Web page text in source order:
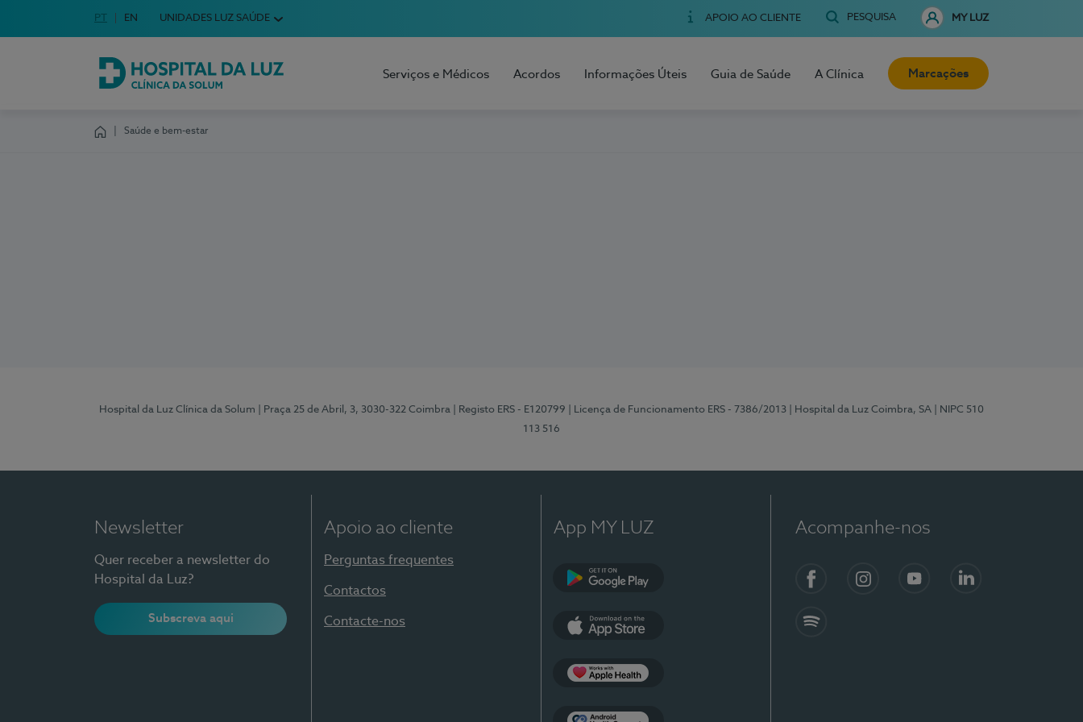
Escolha o seu idioma
Idioma em Português
PT English Language
EN UNIDADES LUZ SAÚDE APOIO AO CLIENTE PESQUISA MY LUZ
Hospital da Luz Clínica da Solum
Serviços e Médicos Acordos Informações Úteis Guia de Saúde A Clínica Marcações
Saúde e bem-estar
Hospital da Luz Clínica da Solum | Praça 25 de Abril, 3, 3030-322 Coimbra | Registo ERS - E120799 | Licença de Funcionamento ERS - 7386/2013 | Hospital da Luz Coimbra, SA
| NIPC 510
113 516
Newsletter
Quer receber a newsletter do
Hospital da Luz?
Subscreva aqui
Apoio ao cliente
Perguntas frequentes
Contactos
Contacte-nos
App MY LUZ Acompanhe-nos